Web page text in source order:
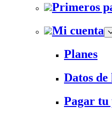
Primeros
Mi cuenta
Planes
Datos de
Pagar tu